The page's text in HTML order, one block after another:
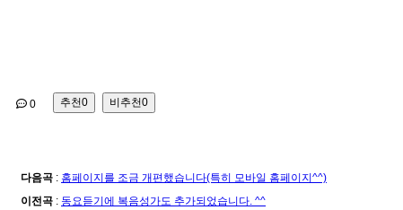
0 추천0 비추천0
다음곡 : 홈페이지를 조금 개편했습니다(특히 모바일 홈페이지^^)
이전곡 : 동요듣기에 복음성가도 추가되었습니다. ^^